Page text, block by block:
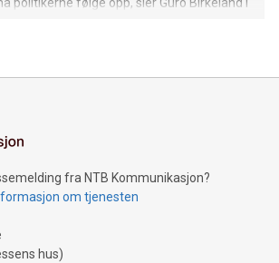
politikerne følge opp, sier Guro Birkeland i
fra NTB Kommunikasjon?
om tjenesten
hus)